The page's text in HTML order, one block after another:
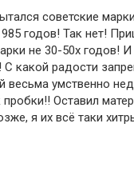
советские
годов! Так нет!
не 30-50х
С какой радости
весьма умственно
пробки!! Оставил
я их всё таки